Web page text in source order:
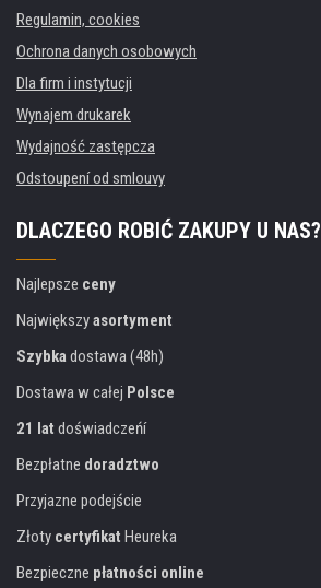
Regulamin, cookies
Ochrona danych osobowych
Dla firm i instytucji
Wynajem drukarek
Wydajność zastępcza
Odstoupení od smlouvy
DLACZEGO ROBIĆ ZAKUPY U NAS?
Najlepsze ceny
Największyasortyment
Szybkadostawa (48h)
Dostawa w całej Polsce
21 lat doświadczeńí
Bezpłatne doradztwo
Przyjazne podejście
Złoty certyfikat Heureka
Bezpieczne płatności online